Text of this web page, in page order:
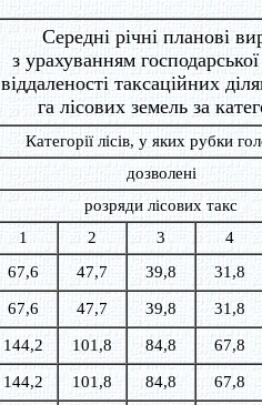
Середні річні планові
з урахуванням
віддаленості таксаційних
га лісових земель за
Категорії лісів, у яких рубки
дозволені
розряди лісових такс
1
2 3
4
67,6 47,7 39,8
31,8
67,6 47,7 39,8
31,8
144,2 101,8 84,8
67,8
144,2 101,8 84,8
67,8